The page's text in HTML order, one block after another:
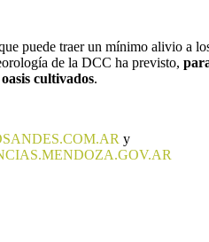
puede traer un mínimo alivio a
de la DCC ha previsto,
cultivados.
y